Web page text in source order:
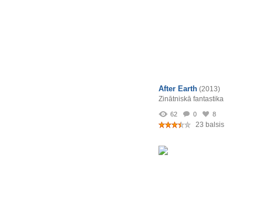
After Earth (2013)
Zinātniskā fantastika
62 0 8
23 balsis